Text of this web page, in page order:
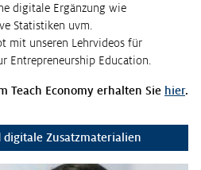
digitale Ergänzung wie
Statistiken uvm.
mit unseren Lehrvideos für
Entrepreneurship Education.
Teach Economy erhalten Sie hier.
Zusatzmaterialien